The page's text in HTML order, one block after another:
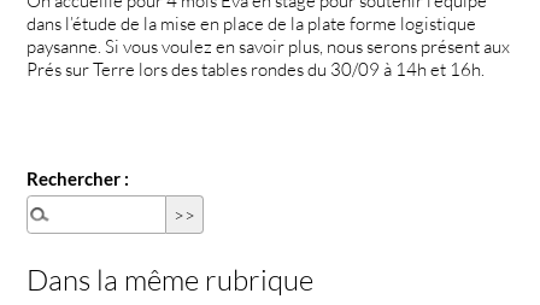
dans l’étude de la mise en place de la plate forme logistique
paysanne. Si vous voulez en savoir plus, nous serons présent aux
Prés sur Terre lors des tables rondes du 30/09 à 14h et 16h.
Rechercher :
Dans la même rubrique